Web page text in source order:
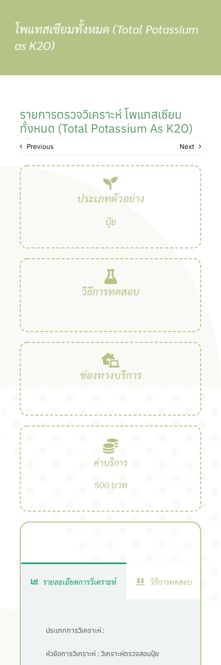
contentโพแทสเซียมทั้งหมด (Total Potassium
as K2O)
รายการตรวจวิเคราะห์ โพแทสเซียม
ทั้งหมด (Total Potassium As K2O)
Previous Next
ประเภทตัวอย่าง
ปุ๋ย
วิธีการทดสอบ
ช่องทางบริการ
ค่าบริการ
500 บาท
รายละเอียดการวิเคราะห์ วิธีการทดสอบ
ประเภทการวิเคราะห์ :
หัวข้อการวิเคราะห์ : วิเคราะห์ตรวจสอบปุ๋ย